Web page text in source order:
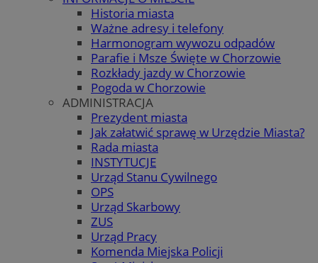
Historia miasta
Ważne adresy i telefony
Harmonogram wywozu odpadów
Parafie i Msze Święte w Chorzowie
Rozkłady jazdy w Chorzowie
Pogoda w Chorzowie
ADMINISTRACJA
Prezydent miasta
Jak załatwić sprawę w Urzędzie Miasta?
Rada miasta
INSTYTUCJE
Urząd Stanu Cywilnego
OPS
Urząd Skarbowy
ZUS
Urząd Pracy
Komenda Miejska Policji